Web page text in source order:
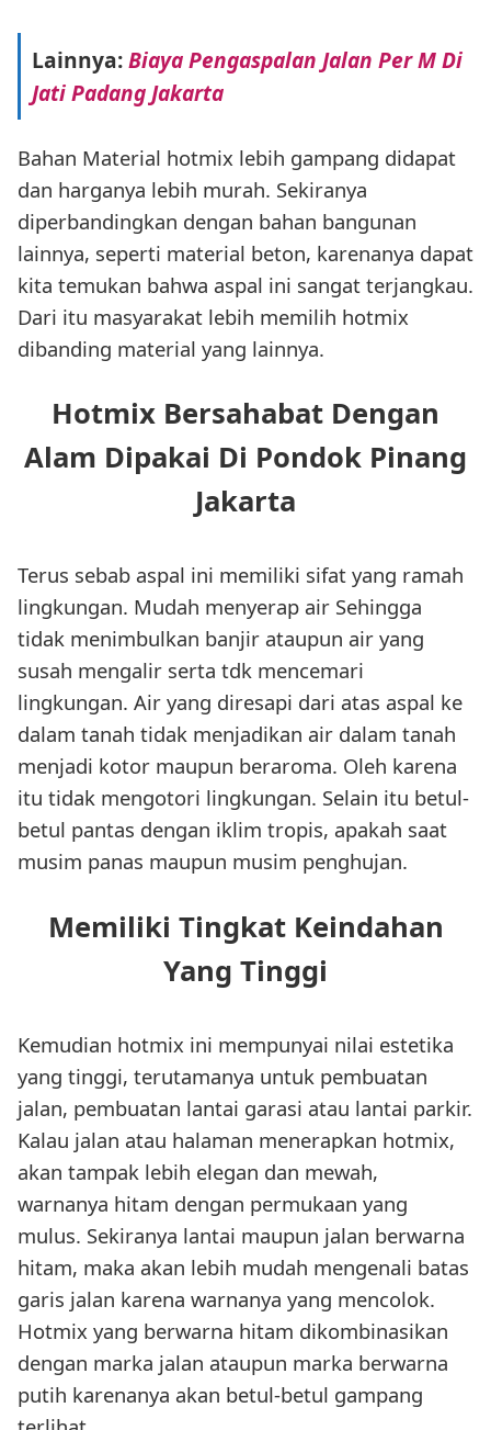
Lainnya:Biaya Pengaspalan Jalan Per M Di
Jati Padang Jakarta
Bahan Material hotmix lebih gampang didapat
dan harganya lebih murah. Sekiranya
diperbandingkan dengan bahan bangunan
lainnya, seperti material beton, karenanya dapat
kita temukan bahwa aspal ini sangat terjangkau.
Dari itu masyarakat lebih memilih hotmix
dibanding material yang lainnya.
Hotmix Bersahabat Dengan
Alam Dipakai Di Pondok Pinang
Jakarta
Terus sebab aspal ini memiliki sifat yang ramah
lingkungan. Mudah menyerap air Sehingga
tidak menimbulkan banjir ataupun air yang
susah mengalir serta tdk mencemari
lingkungan. Air yang diresapi dari atas aspal ke
dalam tanah tidak menjadikan air dalam tanah
menjadi kotor maupun beraroma. Oleh karena
itu tidak mengotori lingkungan. Selain itu betul-
betul pantas dengan iklim tropis, apakah saat
musim panas maupun musim penghujan.
Memiliki Tingkat Keindahan
Yang Tinggi
Kemudian hotmix ini mempunyai nilai estetika
yang tinggi, terutamanya untuk pembuatan
jalan, pembuatan lantai garasi atau lantai parkir.
Kalau jalan atau halaman menerapkan hotmix,
akan tampak lebih elegan dan mewah,
warnanya hitam dengan permukaan yang
mulus. Sekiranya lantai maupun jalan berwarna
hitam, maka akan lebih mudah mengenali batas
garis jalan karena warnanya yang mencolok.
Hotmix yang berwarna hitam dikombinasikan
dengan marka jalan ataupun marka berwarna
putih karenanya akan betul-betul gampang